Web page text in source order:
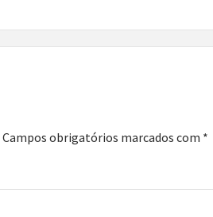
Campos obrigatórios marcados com *